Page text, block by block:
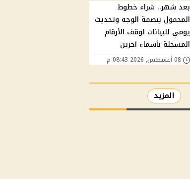
بعد شهر.. شراء خطوط
المحمول ببصمة الوجه وتحديث
يومي للبيانات لوقف الأرقام
المسجلة بأسماء آخرين
08 أغسطس, 2026 08:43 م
المزيد